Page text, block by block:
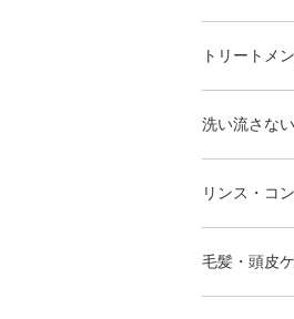
トリートメ
洗い流さな
リンス・コ
毛髪・頭皮